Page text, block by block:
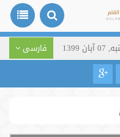
فارسی